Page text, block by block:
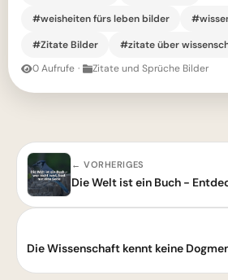
#weisheiten fürs leben bilder
#Zitate Bilder
#zitate über
0 Aufrufe · Zitate und Sprüche Bilder
← VORHERIGES
Die Welt ist ein Buch -